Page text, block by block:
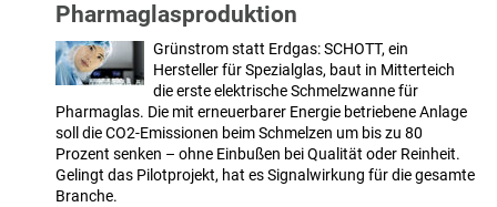
Pharmaglasproduktion
Grünstrom statt Erdgas: SCHOTT, ein
Hersteller für Spezialglas, baut in Mitterteich
die erste elektrische Schmelzwanne für
Pharmaglas. Die mit erneuerbarer Energie betriebene Anlage
soll die CO2-Emissionen beim Schmelzen um bis zu 80
Prozent senken – ohne Einbußen bei Qualität oder Reinheit.
Gelingt das Pilotprojekt, hat es Signalwirkung für die gesamte
Branche.